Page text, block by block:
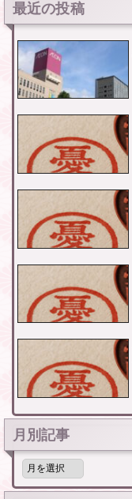
最近の投稿
月別記事
月
記
事